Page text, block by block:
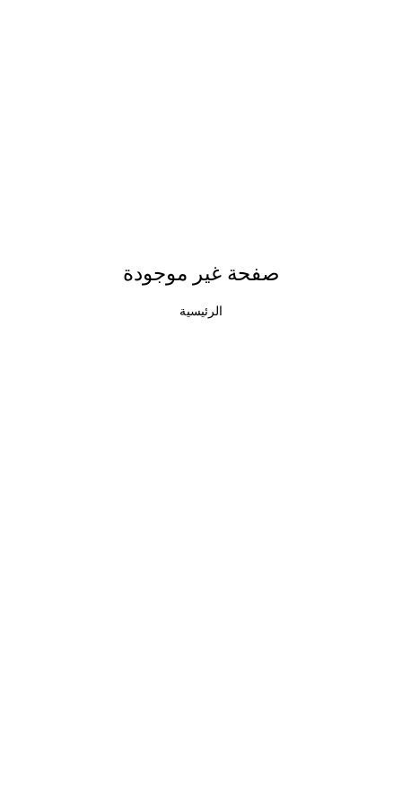
صفحة غير موجودة
الرئيسية